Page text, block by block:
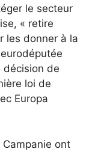
le secteur
« retire
les donner à la
décision de
loi de
Europa
ont